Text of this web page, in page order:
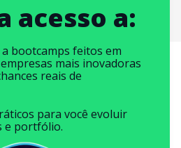
acesso a:
bootcamps feitos em
mais inovadoras
reais de
para você evoluir
e portfólio.